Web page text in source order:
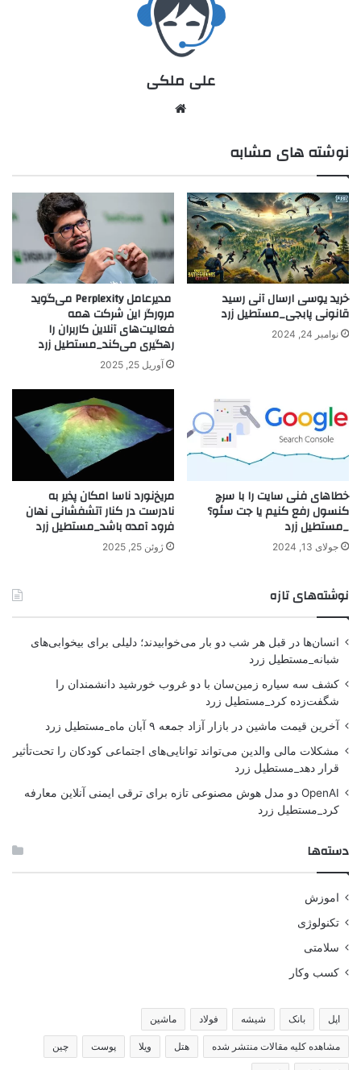
علی ملکی
نوشته های مشابه
خرید یوسی ارسال آنی رسید
قانونی پابجی_مستطیل زرد
نوامبر 24, 2024
مدیرعامل Perplexity می‌گوید
مرورگر این شرکت همه
فعالیت‌های آنلاین کاربران را
رهگیری می‌کند_مستطیل زرد
آوریل 25, 2025
خطاهای فنی سایت را با سرچ
کنسول رفع کنیم یا جت سئو؟
_مستطیل زرد
جولای 13, 2024
مریخ‌نورد ناسا امکان پذیر به
نادرست در کنار آتشفشانی نهان
فرود آمده باشد_مستطیل زرد
ژوئن 25, 2025
نوشته‌های تازه
انسان‌ها در قبل هر شب دو بار می‌خوابیدند؛ دلیلی برای بیخوابی‌های
شبانه_مستطیل زرد
کشف سه سیاره زمین‌سان با دو غروب خورشید دانشمندان را
شگفت‌زده کرد_مستطیل زرد
آخرین قیمت ماشین در بازار آزاد جمعه ۹ آبان ماه_مستطیل زرد
مشکلات مالی والدین می‌تواند توانایی‌های اجتماعی کودکان را تحت‌تأثیر
قرار دهد_مستطیل زرد
OpenAI دو مدل هوش مصنوعی تازه برای ترقی ایمنی آنلاین معارفه
کرد_مستطیل زرد
دسته‌ها
اموزش
تکنولوژی
سلامتی
کسب وکار
اپل بانک شیشه فولاد ماشین
مشاهده کلیه مقالات منتشر شده هتل ویلا پوست چین